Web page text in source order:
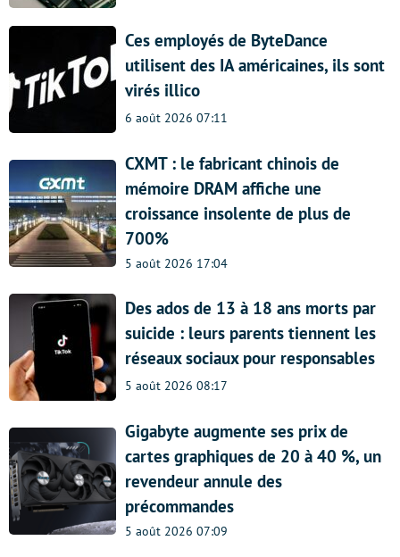
Ces employés de ByteDance
utilisent des IA américaines, ils sont
virés illico
6 août 2026 07:11
CXMT : le fabricant chinois de
mémoire DRAM affiche une
croissance insolente de plus de
700%
5 août 2026 17:04
Des ados de 13 à 18 ans morts par
suicide : leurs parents tiennent les
réseaux sociaux pour responsables
5 août 2026 08:17
Gigabyte augmente ses prix de
cartes graphiques de 20 à 40 %, un
revendeur annule des
précommandes
5 août 2026 07:09